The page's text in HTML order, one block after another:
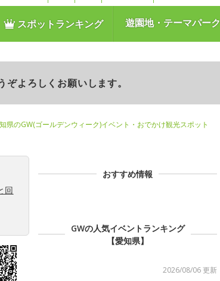
スポットランキング 遊園地・テーマパーク
よろしくお願いします。
県のGW(ゴールデンウィーク)イベント・おでかけ観光スポット
回
おすすめ情報
GWの人気イベントランキング
【愛知県】
2026/08/06 更新